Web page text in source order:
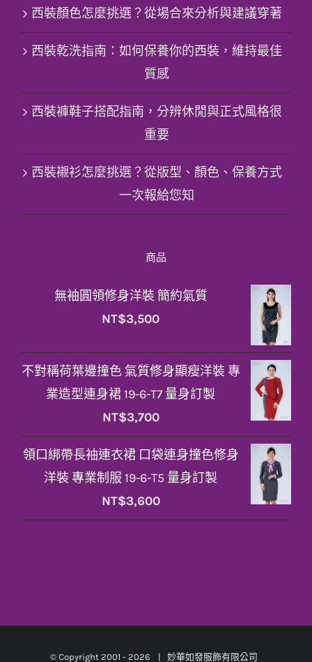
西裝顏色怎麼挑選？從場合來分析與建議穿著
西裝乾洗指南：如何保養你的西裝，維持最佳
質感
西裝褲鞋子搭配指南，分辨休閒與正式風格很
重要
西裝襯衫怎麼挑選？從版型、顏色、保養方式
一次報給您知
商品
無袖圓領修身洋裝 簡約氣質
NT$3,500
不對稱荷葉邊撞色 氣質修身顯瘦洋裝 專
業造型連身裙 19-6-T7 量身訂製
NT$3,700
領口綁帶長袖連衣裙 口袋連身撞色修身
洋裝 專業制服 19-6-T5 量身訂製
NT$3,600
© Copyright 2001 - 2026 | 妙華如發服飾有限公司